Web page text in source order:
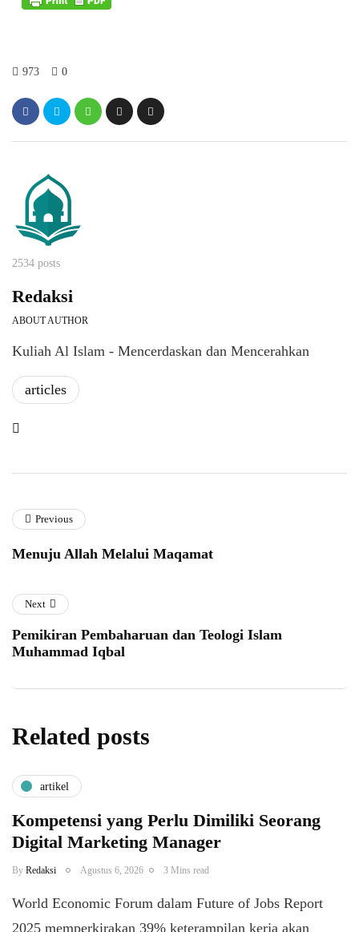
973 0
2534 posts
Redaksi
ABOUT AUTHOR
Kuliah Al Islam - Mencerdaskan dan Mencerahkan
articles
Previous
Menuju Allah Melalui Maqamat
Next
Pemikiran Pembaharuan dan Teologi Islam
Muhammad Iqbal
Related posts
artikel
Kompetensi yang Perlu Dimiliki Seorang
Digital Marketing Manager
By Redaksi Agustus 6, 2026 3 Mins read
World Economic Forum dalam Future of Jobs Report
2025 memperkirakan 39% keterampilan kerja akan